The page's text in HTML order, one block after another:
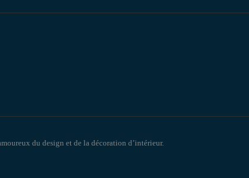
du design et de la décoration d’intérieur.